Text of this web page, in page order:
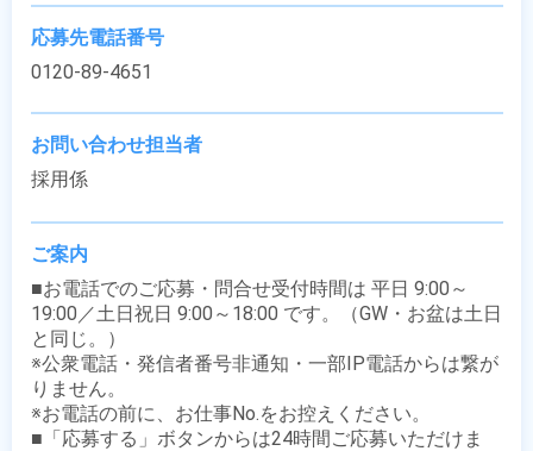
応募先電話番号
0120-89-4651
お問い合わせ担当者
採用係
ご案内
■お電話でのご応募・問合せ受付時間は 平日 9:00～
19:00／土日祝日 9:00～18:00 です。（GW・お盆は土日
と同じ。）
※公衆電話・発信者番号非通知・一部IP電話からは繋が
りません。
※お電話の前に、お仕事No.をお控えください。
■「応募する」ボタンからは24時間ご応募いただけま